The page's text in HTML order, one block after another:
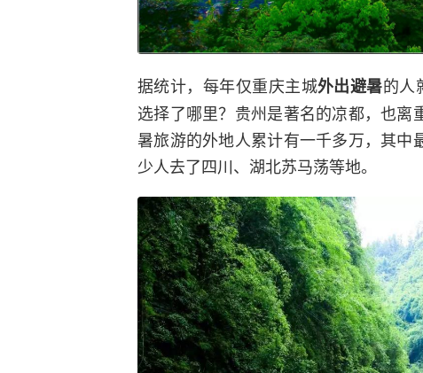
据统计，每年仅重庆主城外出避暑的人
选择了哪里？贵州是著名的凉都，也
暑旅游的外地人累计有一千多万，其
少人去了四川、湖北苏马荡等地。